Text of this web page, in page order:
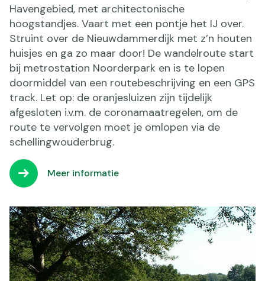
Havengebied, met architectonische
hoogstandjes. Vaart met een pontje het IJ over.
Struint over de Nieuwdammerdijk met z’n houten
huisjes en ga zo maar door! De wandelroute start
bij metrostation Noorderpark en is te lopen
doormiddel van een routebeschrijving en een GPS
track. Let op: de oranjesluizen zijn tijdelijk
afgesloten i.v.m. de coronamaatregelen, om de
route te vervolgen moet je omlopen via de
schellingwouderbrug.
Meer informatie